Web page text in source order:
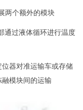
两个额外的模块
通过液体循环进行温度
位器对准运输车或存储
融模块间的运输